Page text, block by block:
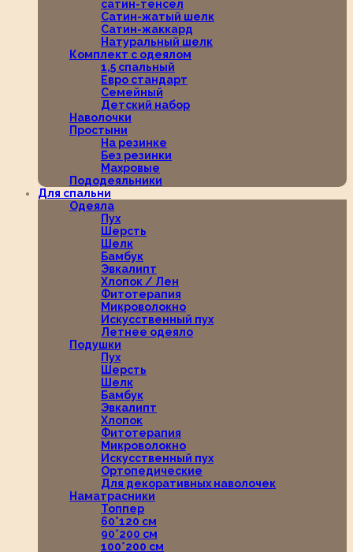
сатин-тенсел
Сатин-жатый шелк
Сатин-жаккард
Натуральный шелк
Комплект с одеялом
1,5 спальный
Евро стандарт
Семейный
Детский набор
Наволочки
Простыни
На резинке
Без резинки
Махровые
Пододеяльники
Для спальни
Одеяла
Пух
Шерсть
Шелк
Бамбук
Эвкалипт
Хлопок / Лен
Фитотерапия
Микроволокно
Искусственный пух
Летнее одеяло
Подушки
Пух
Шерсть
Шелк
Бамбук
Эвкалипт
Хлопок
Фитотерапия
Микроволокно
Искусственный пух
Ортопедические
Для декоративных наволочек
Наматрасники
Топпер
60*120 см
90*200 см
100*200 см